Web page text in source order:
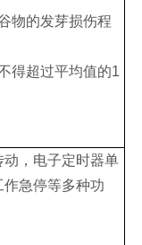
物的发芽损伤程
得超过平均值的1
，电子定时器单
作急停等多种功